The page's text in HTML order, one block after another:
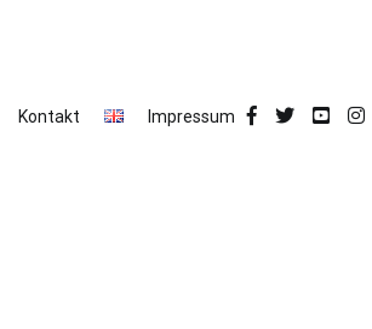
Kontakt Impressum